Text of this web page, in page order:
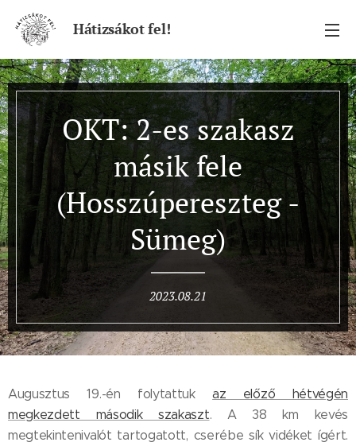
Hátizsákot fel!
OKT: 2-es szakasz
másik fele
(Hosszúpereszteg -
Sümeg)
2023.08.21
Augusztus 19.-én folytattukaz előző hétvégén
megkezdett második szakaszt. A 38 km kevés
megtekintenivalót tartogatott, cserébe sík vidéket ígért.